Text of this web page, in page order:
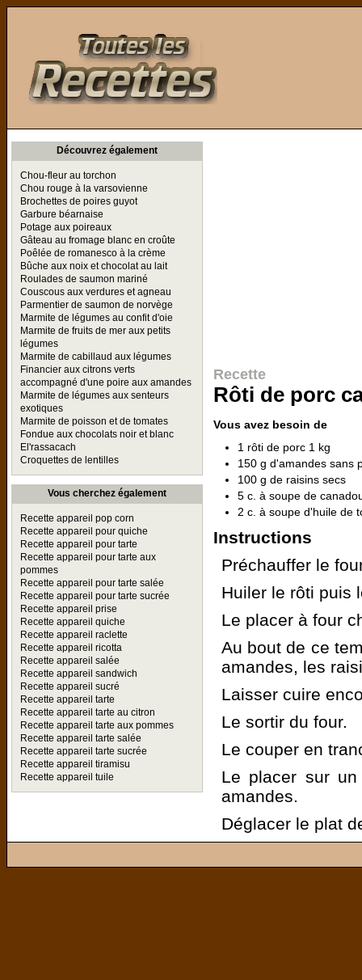
Découvrez également
Chou-fleur au torchon
Chou rouge à la varsovienne
Brochettes de poires guyot
Garbure béarnaise
Potage aux poireaux
Gâteau au fromage blanc en croûte
Poêlée de romanesco à la crème
Bûche aux noix et chocolat au lait
Roulades de saumon mariné
Couscous aux verdures et agneau
Parmentier de saumon de norvège
Marmite de légumes au confit d'oie
Marmite de fruits de mer aux petits
légumes
Marmite de cabillaud aux légumes
Financier aux citrons verts
accompagné d'une poire aux amandes
Marmite de légumes aux senteurs
exotiques
Marmite de poisson et de tomates
Fondue aux chocolats noir et blanc
El'rassacach
Croquettes de lentilles
Vous cherchez également
Recette appareil pop corn
Recette appareil pour quiche
Recette appareil pour tarte
Recette appareil pour tarte aux
pommes
Recette appareil pour tarte salée
Recette appareil pour tarte sucrée
Recette appareil prise
Recette appareil quiche
Recette appareil raclette
Recette appareil ricotta
Recette appareil salée
Recette appareil sandwich
Recette appareil sucré
Recette appareil tarte
Recette appareil tarte au citron
Recette appareil tarte aux pommes
Recette appareil tarte salée
Recette appareil tarte sucrée
Recette appareil tiramisu
Recette appareil tuile
Recette
Rôti de porc
Vous avez besoin de
1 rôti de porc 1 kg
150 g d'amandes sans
100 g de raisins secs
5 c. à soupe de
2 c. à soupe d'huile de
Instructions
Préchauffer le
Huiler le rôti puis
Le placer à four
Au bout de ce
amandes, les
Laisser cuire
Le sortir du four.
Le couper en
Le placer sur
amandes.
Déglacer le plat